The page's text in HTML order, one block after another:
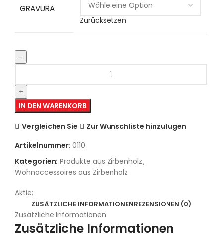
GRAVURA
Zurücksetzen
IN DEN WARENKORB
Vergleichen Sie
Zur Wunschliste hinzufügen
Artikelnummer: 0110
Kategorien: Produkte aus Zirbenholz,
Wohnaccessoires aus Zirbenholz
Aktie:
ZUSÄTZLICHE INFORMATIONENREZENSIONEN (0)
Zusätzliche Informationen
Zusätzliche Informationen